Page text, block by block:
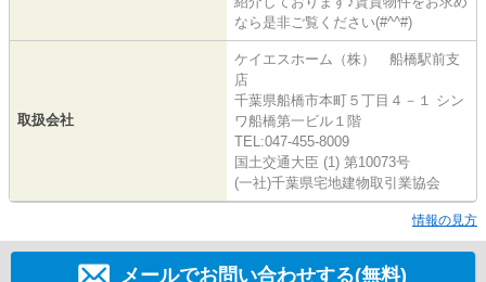
なら是非ご覧ください(#^^#)
取扱会社
ケイエスホーム（株） 船橋駅前支
店
千葉県船橋市本町５丁目４－１ シン
ワ船橋第一ビル１階
TEL:047-455-8009
国土交通大臣 (1) 第10073号
(一社)千葉県宅地建物取引業協会
情報の見方
メールでお問い合わせする(無料)